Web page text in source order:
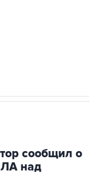
сообщил о
над